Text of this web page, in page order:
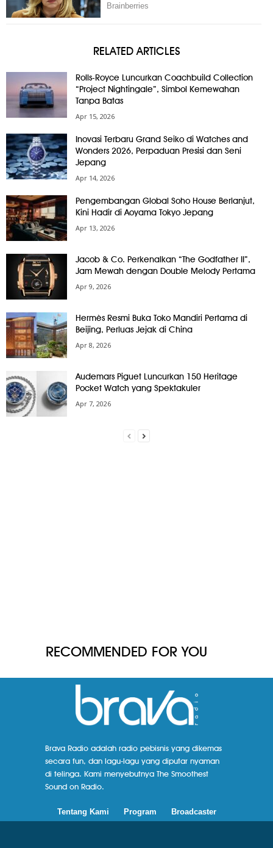
RELATED ARTICLES
Rolls-Royce Luncurkan Coachbuild Collection
“Project Nightingale”, Simbol Kemewahan
Tanpa Batas
Apr 15, 2026
Inovasi Terbaru Grand Seiko di Watches and
Wonders 2026, Perpaduan Presisi dan Seni
Jepang
Apr 14, 2026
Pengembangan Global Soho House Berlanjut,
Kini Hadir di Aoyama Tokyo Jepang
Apr 13, 2026
Jacob & Co. Perkenalkan “The Godfather II”,
Jam Mewah dengan Double Melody Pertama
Apr 9, 2026
Hermès Resmi Buka Toko Mandiri Pertama di
Beijing, Perluas Jejak di China
Apr 8, 2026
Audemars Piguet Luncurkan 150 Heritage
Pocket Watch yang Spektakuler
Apr 7, 2026
RECOMMENDED FOR YOU
Brava Radio adalah radio pebisnis yang dikemas
secara fun, dan lagu-lagu yang diputar nyaman
di telinga. Kami menyebutnya The Smoothest
Sound on Radio.
Tentang Kami Program Broadcaster